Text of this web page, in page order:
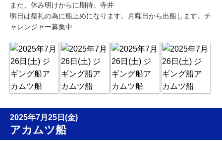
また、休み明けからに期待。寺井
明日は祭礼の為に船止めになります。月曜日から出船します。チ
ャレンジャー募集中
2025年7月25日(金)
アカムツ船